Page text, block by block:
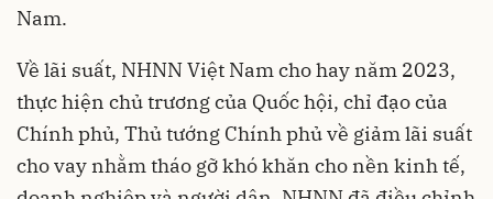
Nam.
Về lãi suất, NHNN Việt Nam cho hay năm 2023,
thực hiện chủ trương của Quốc hội, chỉ đạo của
Chính phủ, Thủ tướng Chính phủ về giảm lãi suất
cho vay nhằm tháo gỡ khó khăn cho nền kinh tế,